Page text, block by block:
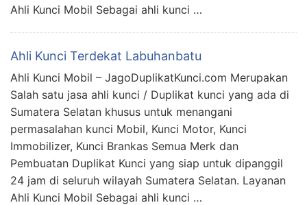
Ahli Kunci Mobil Sebagai ahli kunci …
Ahli Kunci Terdekat Labuhanbatu
Ahli Kunci Mobil – JagoDuplikatKunci.com Merupakan
Salah satu jasa ahli kunci / Duplikat kunci yang ada di
Sumatera Selatan khusus untuk menangani
permasalahan kunci Mobil, Kunci Motor, Kunci
Immobilizer, Kunci Brankas Semua Merk dan
Pembuatan Duplikat Kunci yang siap untuk dipanggil
24 jam di seluruh wilayah Sumatera Selatan. Layanan
Ahli Kunci Mobil Sebagai ahli kunci …